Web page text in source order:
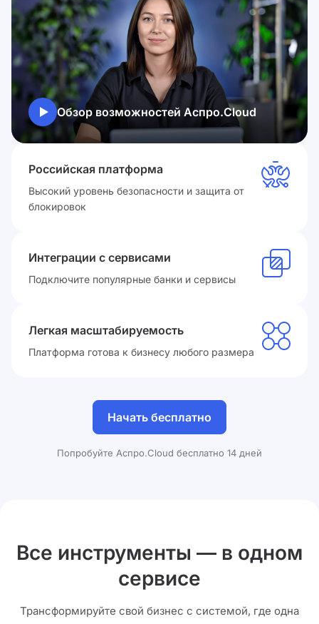
Обзор возможностей Аспро.Cloud
Российская платформа
Высокий уровень безопасности и защита от
блокировок
Интеграции с сервисами
Подключите популярные банки и сервисы
Легкая масштабируемость
Платформа готова к бизнесу любого размера
Начать бесплатно
Попробуйте Аспро.Cloud бесплатно 14 дней
Все инструменты — в одном
сервисе
Трансформируйте свой бизнес с системой, где одна